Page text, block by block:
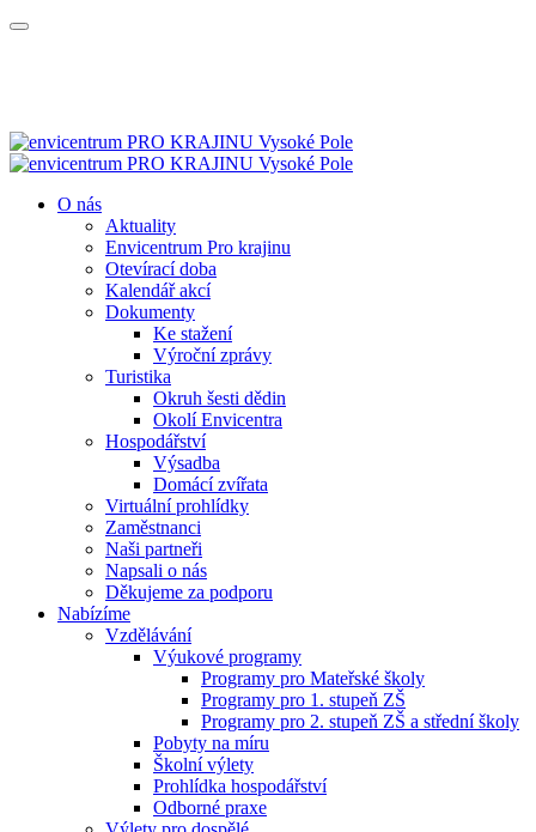
O nás
Aktuality
Envicentrum Pro krajinu
Otevírací doba
Kalendář akcí
Dokumenty
Ke stažení
Výroční zprávy
Turistika
Okruh šesti dědin
Okolí Envicentra
Hospodářství
Výsadba
Domácí zvířata
Virtuální prohlídky
Zaměstnanci
Naši partneři
Napsali o nás
Děkujeme za podporu
Nabízíme
Vzdělávání
Výukové programy
Programy pro Mateřské školy
Programy pro 1. stupeň ZŠ
Programy pro 2. stupeň ZŠ a střední školy
Pobyty na míru
Školní výlety
Prohlídka hospodářství
Odborné praxe